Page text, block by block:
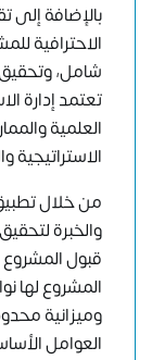
بالإضافة إلى
الاحترافية
شامل، وتحقيق
تعتمد إدارة
العلمية
الاستراتيجية
من خلال
والخبرة
قبول المشروع
المشروع لها
وميزانية
العوامل